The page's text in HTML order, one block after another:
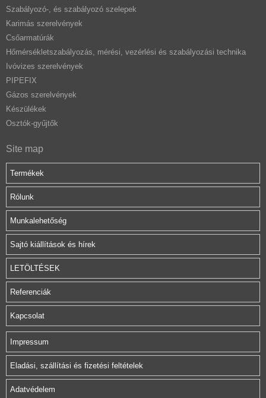
Szabályozó-, és szabályozó szelepek
Karimás szerelvények
Csőarmatúrák
Hőmérsékletszabályozás, mérési, vezérlési és szabályozási technika
Ivóvizes szerelvények
PIPEFIX
Gázos szerelvények
Készülékek
Osztók-gyűjtők
Site map
Termékek
Rólunk
Munkalehetőség
Sajtó kiállítások és hírek
LETÖLTÉSEK
Referenciák
Kapcsolat
Impressum
Eladási, szállítási és fizetési feltételek
Adatvédelem